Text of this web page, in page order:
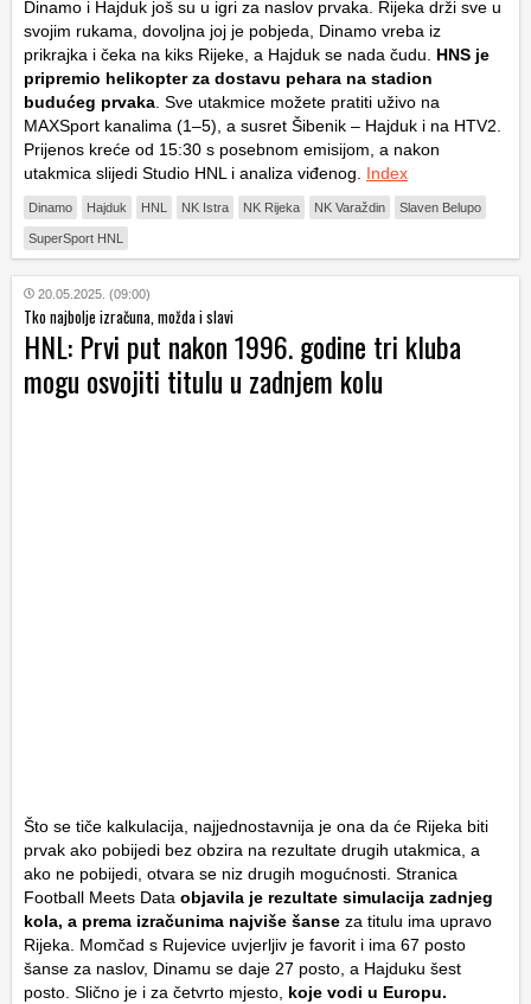
Dinamo i Hajduk još su u igri za naslov prvaka. Rijeka drži sve u
svojim rukama, dovoljna joj je pobjeda, Dinamo vreba iz
prikrajka i čeka na kiks Rijeke, a Hajduk se nada čudu.
HNS je
pripremio helikopter za dostavu pehara na stadion
budućeg prvaka . Sve utakmice možete pratiti uživo na
MAXSport kanalima (1–5), a susret Šibenik – Hajduk i na HTV2.
Prijenos kreće od 15:30 s posebnom emisijom, a nakon
utakmica slijedi Studio HNL i analiza viđenog. Index
Dinamo Hajduk HNL NK Istra NK Rijeka NK Varaždin Slaven Belupo
SuperSport HNL
20.05.2025. (09:00)
Tko najbolje izračuna, možda i slavi
HNL: Prvi put nakon 1996. godine tri kluba
mogu osvojiti titulu u zadnjem kolu
Što se tiče kalkulacija, najjednostavnija je ona da će Rijeka biti
prvak ako pobijedi bez obzira na rezultate drugih utakmica, a
ako ne pobijedi, otvara se niz drugih mogućnosti. Stranica
Football Meets Data objavila je rezultate simulacija zadnjeg
kola, a prema izračunima najviše šanse za titulu ima upravo
Rijeka. Momčad s Rujevice uvjerljiv je favorit i ima 67 posto
šanse za naslov, Dinamu se daje 27 posto, a Hajduku šest
posto. Slično je i za četvrto mjesto, koje vodi u Europu.